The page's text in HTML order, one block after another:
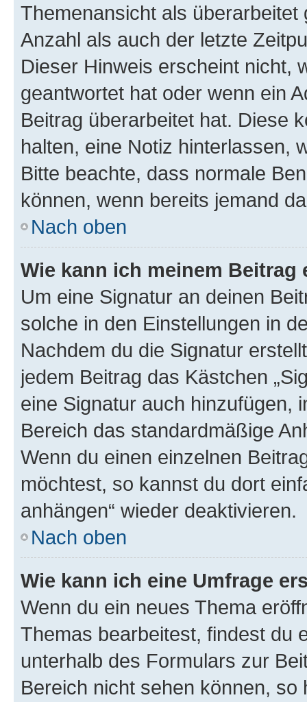
Themenansicht als
Anzahl als auch der letzte
Dieser Hinweis erscheint nicht,
geantwortet hat oder wenn ein
Beitrag überarbeitet hat. Diese
halten, eine Notiz hinterlassen,
Bitte beachte, dass normale
können, wenn bereits jemand
Nach oben
Wie kann ich meinem
Um eine Signatur an deinen
solche in den Einstellungen in
Nachdem du die Signatur
jedem Beitrag das Kästchen
eine Signatur auch hinzufügen,
Bereich das standardmäßige
Wenn du einen einzelnen
möchtest, so kannst du dort
anhängen“ wieder deaktivieren.
Nach oben
Wie kann ich eine Umfrage
Wenn du ein neues Thema
Themas bearbeitest, findest du
unterhalb des Formulars zur
Bereich nicht sehen können,